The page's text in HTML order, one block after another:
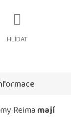
HLÍDAT
Reimamají